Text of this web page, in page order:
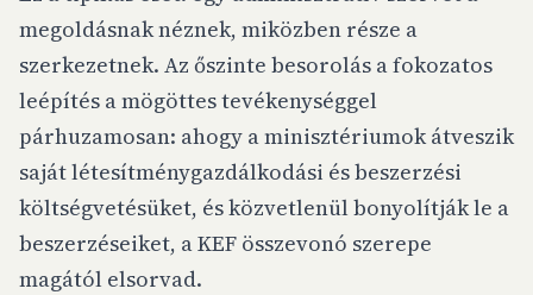
megoldásnak néznek, miközben része a
szerkezetnek. Az őszinte besorolás a fokozatos
leépítés a mögöttes tevékenységgel
párhuzamosan: ahogy a minisztériumok átveszik
saját létesítménygazdálkodási és beszerzési
költségvetésüket, és közvetlenül bonyolítják le a
beszerzéseiket, a KEF összevonó szerepe
magától elsorvad.